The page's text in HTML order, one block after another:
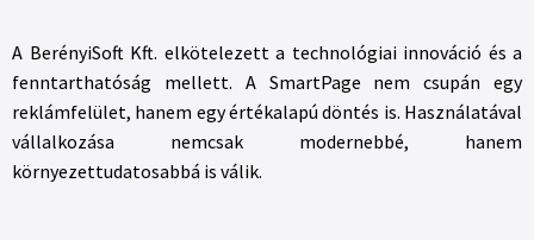
A BerényiSoft Kft. elkötelezett a technológiai innováció és a
fenntarthatóság mellett. A SmartPage nem csupán egy
reklámfelület, hanem egy értékalapú döntés is. Használatával
vállalkozása nemcsak modernebbé, hanem
környezettudatosabbá is válik.